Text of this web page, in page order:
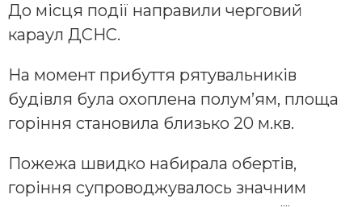
До місця події направили черговий
караул ДСНС.
На момент прибуття рятувальників
будівля була охоплена полум’ям, площа
горіння становила близько 20 м.кв.
Пожежа швидко набирала обертів,
горіння супроводжувалось значним